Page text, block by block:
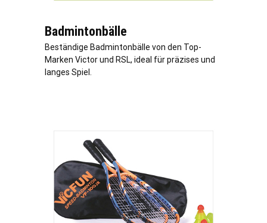
Badmintonbälle
Beständige Badmintonbälle von den Top-
Marken Victor und RSL, ideal für präzises und
langes Spiel.